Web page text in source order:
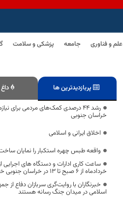
علم و فناوری جامعه پزشکی و سلامت
پربازدیدترین ها
رشد ۴۴ درصدی کمک‌های مردمی برای
خراسان جنوبی
اخلاق ایرانی و اسلامی
واقعه طبس چهره استکبار را نمایان
خردادماه از ۶ صبح تا ۱۳ در خراسان جنوبی خواهد بود
خبرنگاران با روایت‌گری سربازان دفاع از
اسلامی در میدان جنگ رسانه هستند